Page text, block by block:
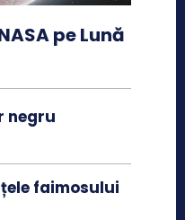
pe Lună
negru
faimosului